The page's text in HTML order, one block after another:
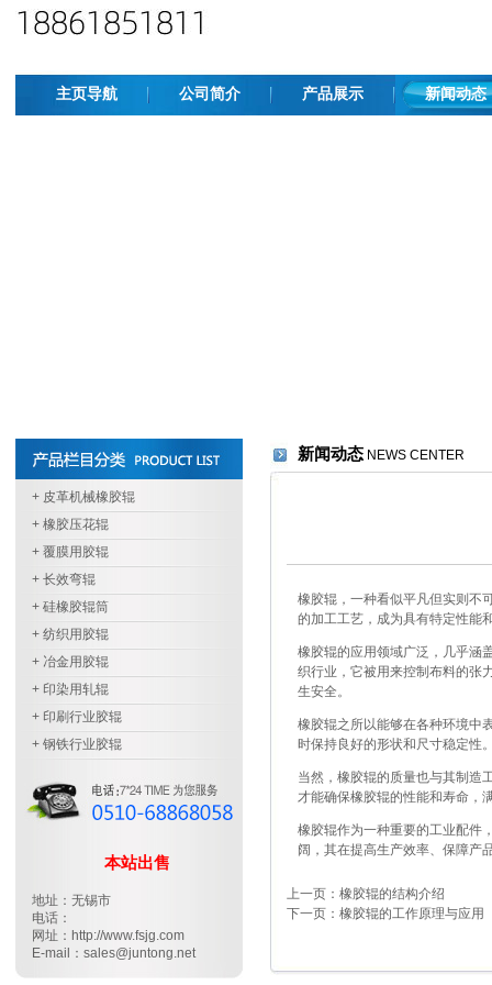
主页导航 公司简介 产品展示 新闻动态
+ 皮革机械橡胶辊
+ 橡胶压花辊
+ 覆膜用胶辊
+ 长效弯辊
+ 硅橡胶辊筒
+ 纺织用胶辊
+ 冶金用胶辊
+ 印染用轧辊
+ 印刷行业胶辊
+ 钢铁行业胶辊
本站出售
地址：无锡市
电话：
网址：http://www.fsjg.com
E-mail：sales@juntong.net
新闻动态 NEWS CENTER
橡胶辊，一种看似平凡但实则不
的加工工艺，成为具有特定性能
橡胶辊的应用领域广泛，几乎涵
织行业，它被用来控制布料的张
生安全。
橡胶辊之所以能够在各种环境中
时保持良好的形状和尺寸稳定性
当然，橡胶辊的质量也与其制造
才能确保橡胶辊的性能和寿命，
橡胶辊作为一种重要的工业配件
阔，其在提高生产效率、保障产
上一页：橡胶辊的结构介绍
下一页：橡胶辊的工作原理与应用